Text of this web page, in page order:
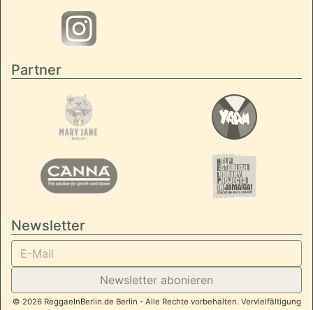
Partner
Newsletter
Newsletter abonieren
© 2026 ReggaeInBerlin.de Berlin - Alle Rechte vorbehalten. Vervielfältigung